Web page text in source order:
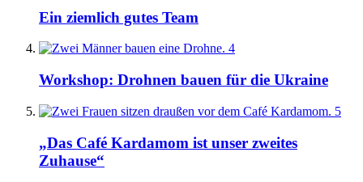
Ein ziemlich gutes Team
4
Workshop: Drohnen bauen für die Ukraine
5
„Das Café Kardamom ist unser zweites
Zuhause“